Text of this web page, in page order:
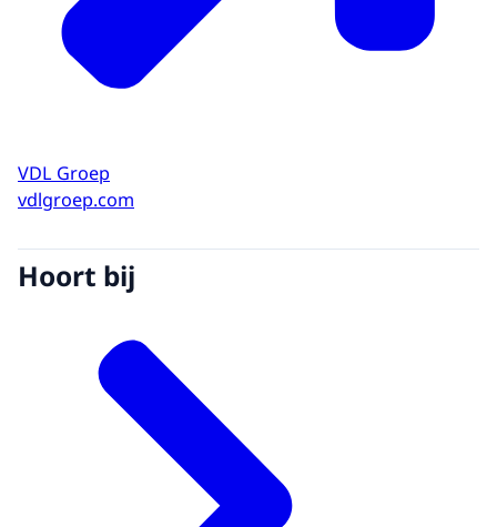
VDL Groep
vdlgroep.com
Hoort bij